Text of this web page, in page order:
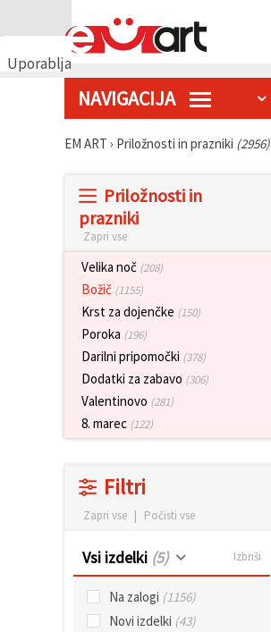
Uporabljamo
Uporabljamo
NAVIGACIJA
EM ART › Priložnosti in prazniki (2956)
Priložnosti in
prazniki
Zapri vse
Velika noč (208)
Božič (1155)
Krst za dojenčke (150)
Poroka (196)
Darilni pripomočki (378)
Dodatki za zabavo (306)
Valentinovo (281)
8. marec (122)
Filtri
Zapri vse | Počisti vse
Vsi izdelki (5) Izbriši
Na zalogi (1156)
Novi izdelki (43)